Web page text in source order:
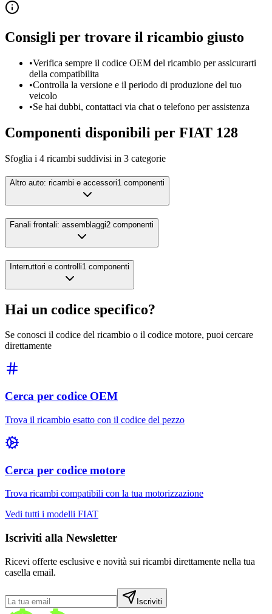
Consigli per trovare il ricambio giusto
•Verifica sempre il codice OEM del ricambio per assicurarti
della compatibilita
•Controlla la versione e il periodo di produzione del tuo
veicolo
•Se hai dubbi, contattaci via chat o telefono per assistenza
Componenti disponibili per FIAT 128
Sfoglia i 4 ricambi suddivisi in 3 categorie
Altro auto: ricambi e accessori1 componenti
Fanali frontali: assemblaggi2 componenti
Interruttori e controlli1 componenti
Hai un codice specifico?
Se conosci il codice del ricambio o il codice motore, puoi cercare
direttamente
Cerca per codice OEM
Trova il ricambio esatto con il codice del pezzo
Cerca per codice motore
Trova ricambi compatibili con la tua motorizzazione
Vedi tutti i modelli FIAT
Iscriviti alla Newsletter
Ricevi offerte esclusive e novità sui ricambi direttamente nella tua
casella email.
Iscriviti